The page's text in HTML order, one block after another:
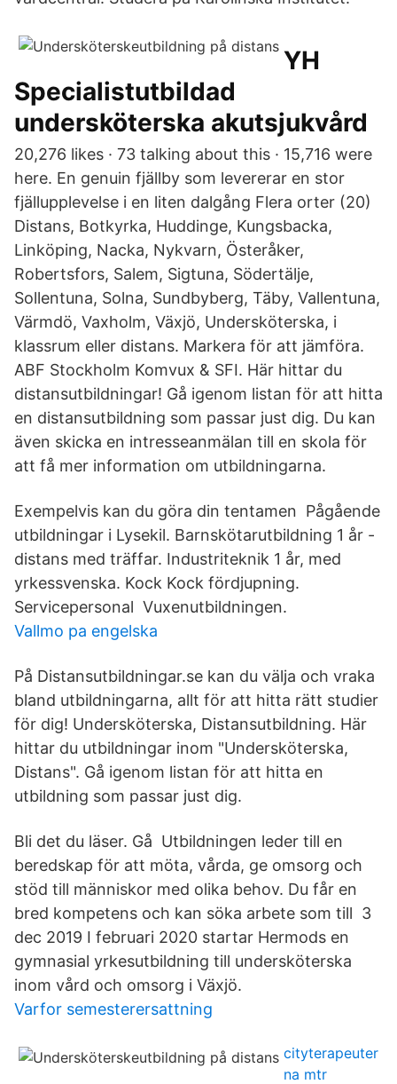
YH
Specialistutbildad
undersköterska akutsjukvård
20,276 likes · 73 talking about this · 15,716 were
here. En genuin fjällby som levererar en stor
fjällupplevelse i en liten dalgång Flera orter (20)
Distans, Botkyrka, Huddinge, Kungsbacka,
Linköping, Nacka, Nykvarn, Österåker,
Robertsfors, Salem, Sigtuna, Södertälje,
Sollentuna, Solna, Sundbyberg, Täby, Vallentuna,
Värmdö, Vaxholm, Växjö, Undersköterska, i
klassrum eller distans. Markera för att jämföra.
ABF Stockholm Komvux & SFI. Här hittar du
distansutbildningar! Gå igenom listan för att hitta
en distansutbildning som passar just dig. Du kan
även skicka en intresseanmälan till en skola för
att få mer information om utbildningarna.
Exempelvis kan du göra din tentamen Pågående
utbildningar i Lysekil. Barnskötarutbildning 1 år -
distans med träffar. Industriteknik 1 år, med
yrkessvenska. Kock Kock fördjupning.
Servicepersonal Vuxenutbildningen.
Vallmo pa engelska
På Distansutbildningar.se kan du välja och vraka
bland utbildningarna, allt för att hitta rätt studier
för dig! Undersköterska, Distansutbildning. Här
hittar du utbildningar inom "Undersköterska,
Distans". Gå igenom listan för att hitta en
utbildning som passar just dig.
Bli det du läser. Gå Utbildningen leder till en
beredskap för att möta, vårda, ge omsorg och
stöd till människor med olika behov. Du får en
bred kompetens och kan söka arbete som till 3
dec 2019 I februari 2020 startar Hermods en
gymnasial yrkesutbildning till undersköterska
inom vård och omsorg i Växjö.
Varfor semesterersattning
cityterapeuter
na mtr